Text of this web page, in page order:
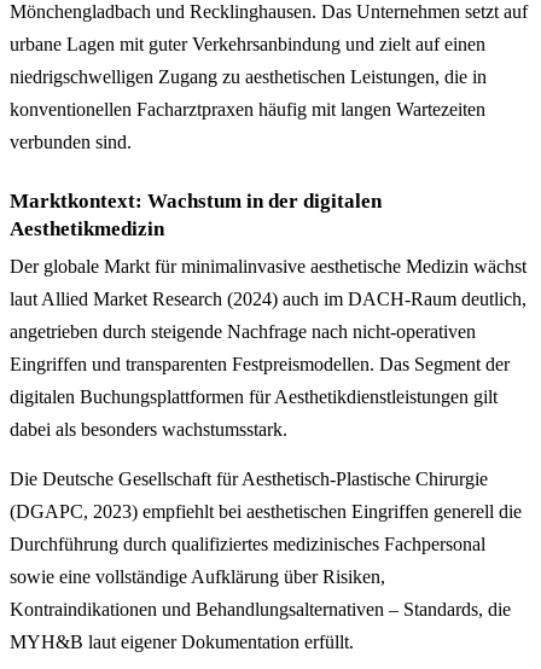
Mönchengladbach und Recklinghausen. Das Unternehmen setzt auf
urbane Lagen mit guter Verkehrsanbindung und zielt auf einen
niedrigschwelligen Zugang zu aesthetischen Leistungen, die in
konventionellen Facharztpraxen häufig mit langen Wartezeiten
verbunden sind.
Marktkontext: Wachstum in der digitalen
Aesthetikmedizin
Der globale Markt für minimalinvasive aesthetische Medizin wächst
laut Allied Market Research (2024) auch im DACH-Raum deutlich,
angetrieben durch steigende Nachfrage nach nicht-operativen
Eingriffen und transparenten Festpreismodellen. Das Segment der
digitalen Buchungsplattformen für Aesthetikdienstleistungen gilt
dabei als besonders wachstumsstark.
Die Deutsche Gesellschaft für Aesthetisch-Plastische Chirurgie
(DGAPC, 2023) empfiehlt bei aesthetischen Eingriffen generell die
Durchführung durch qualifiziertes medizinisches Fachpersonal
sowie eine vollständige Aufklärung über Risiken,
Kontraindikationen und Behandlungsalternativen – Standards, die
MYH&B laut eigener Dokumentation erfüllt.